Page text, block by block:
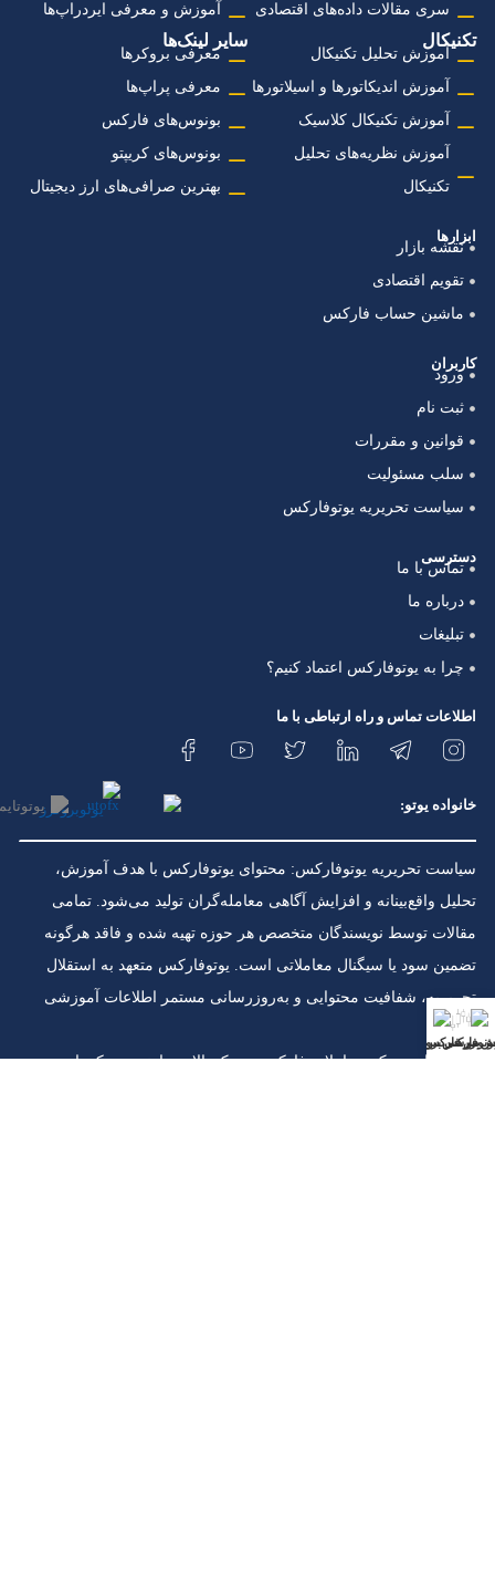
سری مقالات داده‌های اقتصادی
آموزش و معرفی ایردراپ‌ها
تکنیکال
آموزش تحلیل تکنیکال
آموزش اندیکاتورها و اسیلاتورها
آموزش تکنیکال کلاسیک
آموزش نظریه‌های تحلیل
تکنیکال
سایر لینک‌ها
معرفی بروکرها
معرفی پراپ‌ها
بونوس‌های فارکس
بونوس‌های کریپتو
بهترین صرافی‌های ارز دیجیتال
ابزارها
نقشه بازار
تقویم اقتصادی
ماشین حساب فارکس
کاربران
ورود
ثبت نام
قوانین و مقررات
سلب مسئولیت
سیاست تحریریه یوتوفارکس
دسترسی
تماس با ما
درباره ما
تبلیغات
چرا به یوتوفارکس اعتماد کنیم؟
اطلاعات تماس و راه ارتباطی با ما
خانواده یوتو:
سیاست تحریریه یوتوفارکس: محتوای یوتوفارکس با هدف آموزش،
تحلیل واقع‌بینانه و افزایش آگاهی معامله‌گران تولید می‌شود. تمامی
مقالات توسط نویسندگان متخصص هر حوزه تهیه شده و فاقد هرگونه
تضمین سود یا سیگنال معاملاتی است. یوتوفارکس متعهد به استقلال
تحریریه، شفافیت محتوایی و به‌روزرسانی مستمر اطلاعات آموزشی
است.
⚠️ هشدار ریسک: معاملات فارکس ریسک بالایی دارند و ممکن است
فارکسفارکس
بررسی بروکرها